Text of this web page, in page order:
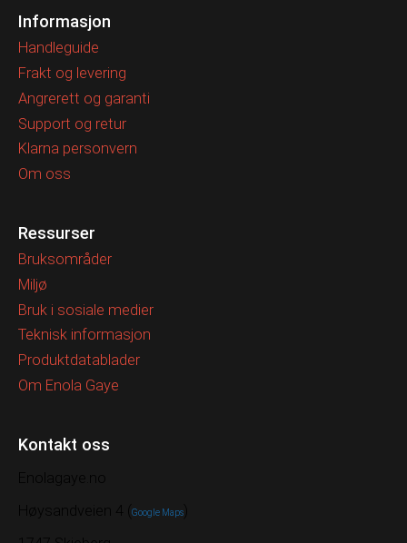
Informasjon
Handleguide
Frakt og levering
Angrerett og garanti
Support og retur
Klarna personvern
Om oss
Ressurser
Bruksområder
Miljø
Bruk i sosiale medier
Teknisk informasjon
Produktdatablader
Om Enola Gaye
Kontakt oss
Enolagaye.no
Høysandveien 4 (
Google Maps